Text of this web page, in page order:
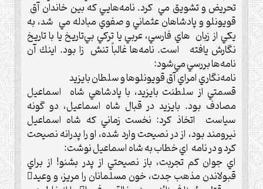
تحريض و تشويق مي كرد.‌ نامه‌هایي كه بين خاندان آق
قويونلو و پادشاهان عثماني و صفوي مبادله مي شد، به
يکي از زبان هاي فارسي، عربي يا ترکي بي‌تاريخ يا با تاريخ
نگارش يافته است.‌ نامه‌ها غالباً تنش زا بود. اينك آن
نامه‌ها بررسي مي‌شود:
نامه‌نگاري امراي آق قويونلوها و سلطان بايزيد
قسمتي از سلطنت بايزيد، با پادشاهي شاه اسماعيل
مصادف بود.‌ بايزيد در قبال شاه اسماعيل، دو گونه
سياست اتخاذ كرد: نخست زماني كه شاه اسماعيل
نيرومند بود، از در نصيحت وارد شده، او را پدرانه نصيحت
كرد و در نامه ا‌ي خطاب به شاه اسماعيل نوشت:
اي جوان كم تجربت، باز نصيحتي از پدر بشنو! از براي
قبولاندن مذهب جدت، خون مسلمانان را مريز، و وعيد